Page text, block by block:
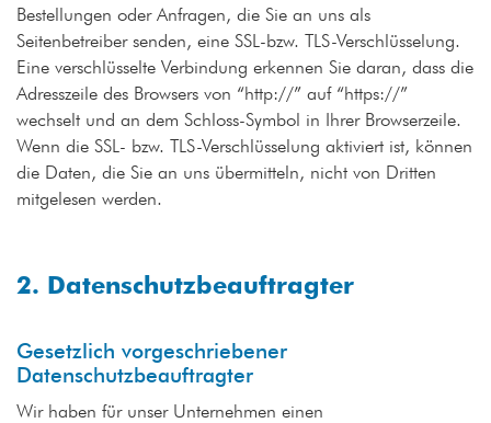
Bestellungen oder Anfragen, die Sie an uns als
Seitenbetreiber senden, eine SSL-bzw. TLS-Verschlüsselung.
Eine verschlüsselte Verbindung erkennen Sie daran, dass die
Adresszeile des Browsers von “http://” auf “https://”
wechselt und an dem Schloss-Symbol in Ihrer Browserzeile.
Wenn die SSL- bzw. TLS-Verschlüsselung aktiviert ist, können
die Daten, die Sie an uns übermitteln, nicht von Dritten
mitgelesen werden.
2. Datenschutzbeauftragter
Gesetzlich vorgeschriebener
Datenschutzbeauftragter
Wir haben für unser Unternehmen einen